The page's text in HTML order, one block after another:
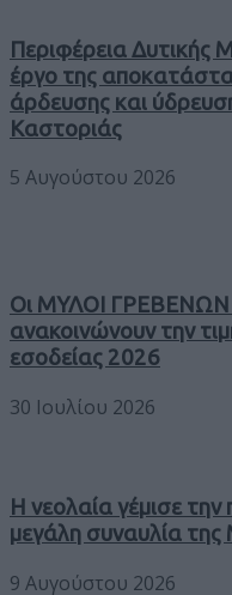
Περιφέρεια Δυτικής
έργο της
άρδευσης και
Καστοριάς
5 Αυγούστου 2026
Οι ΜΥΛΟΙ
ανακοινώνουν την
εσοδείας 2026
30 Ιουλίου 2026
Η νεολαία γέμισε
μεγάλη συναυλία της
9 Αυγούστου 2026